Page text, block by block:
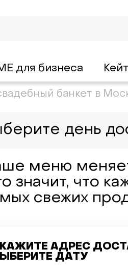
для бизнеса
банкет в
день
меню
значит, что
свежих
АДРЕС
ДАТУ